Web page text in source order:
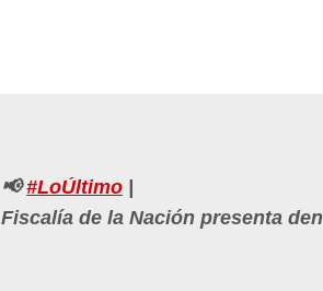
📢#LoÚltimo
Fiscalía de la Nación presenta